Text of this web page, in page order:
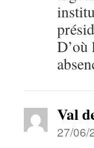
D’où
Val
27/06/